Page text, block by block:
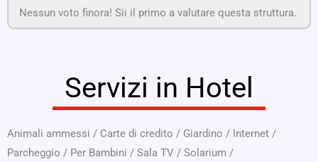
Nessun voto finora! Sii il primo a valutare questa struttura.
Servizi in Hotel
Animali ammessi / Carte di credito / Giardino / Internet /
Parcheggio / Per Bambini / Sala TV / Solarium /